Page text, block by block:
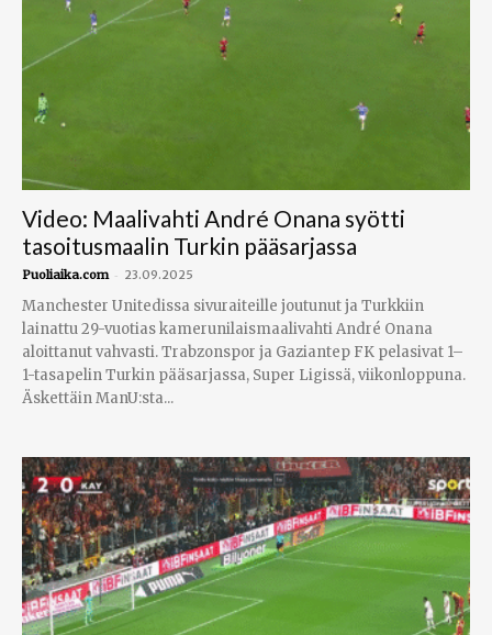
Video: Maalivahti André Onana syötti
tasoitusmaalin Turkin pääsarjassa
Puoliaika.com - 23.09.2025
Manchester Unitedissa sivuraiteille joutunut ja Turkkiin
lainattu 29-vuotias kamerunilaismaalivahti André Onana
aloittanut vahvasti. Trabzonspor ja Gaziantep FK pelasivat 1–
1-tasapelin Turkin pääsarjassa, Super Ligissä, viikonloppuna.
Äskettäin ManU:sta...